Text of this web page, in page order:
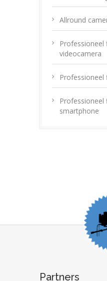
Allround
videocamera
Professioneel
smartphone
Partners